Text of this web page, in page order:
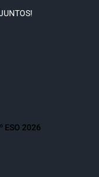
ESO 2026